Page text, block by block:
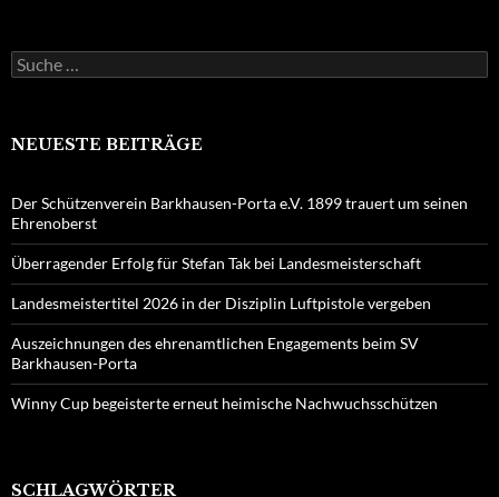
Suche
nach:
NEUESTE BEITRÄGE
Der Schützenverein Barkhausen-Porta e.V. 1899 trauert um seinen
Ehrenoberst
Überragender Erfolg für Stefan Tak bei Landesmeisterschaft
Landesmeistertitel 2026 in der Disziplin Luftpistole vergeben
Auszeichnungen des ehrenamtlichen Engagements beim SV
Barkhausen-Porta
Winny Cup begeisterte erneut heimische Nachwuchsschützen
SCHLAGWÖRTER